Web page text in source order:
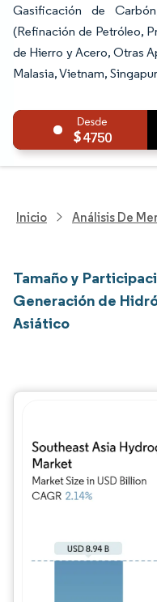
Gasificación de
(Refinación de Petróleo,
de Hierro y Acero, Otras
Malasia, Vietnam,
4750
Inicio Análisis De
Tamaño y
Generación de
Asiático